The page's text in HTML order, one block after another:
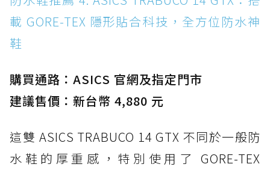
載 GORE-TEX 隱形貼合科技，全方位防水神
鞋
購買通路：ASICS 官網及指定門市
建議售價：新台幣 4,880 元
這雙 ASICS TRABUCO 14 GTX 不同於一般防
水鞋的厚重感，特別使用了 GORE-TEX